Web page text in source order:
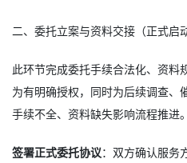
二、委托立案与资料交接（正式启
此环节完成委托手续合法化、资料
为有明确授权，同时为后续调查、
手续不全、资料缺失影响流程推进。
签署正式委托协议 ：双方确认服务